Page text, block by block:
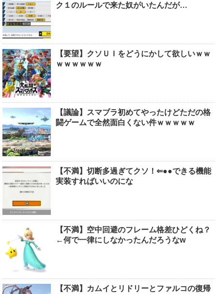
ク１のルールで来た奴がいたんだが…
【要望】クソＵＩをどうにかして欲しいｗｗ
ｗｗｗｗｗｗ
【議論】スマブラ初めてやったけどただの格
闘ゲームで全然面白くない件ｗｗｗｗｗ
【不満】切断多過ぎてクソ！⇐●●できる機能
実装すればいいのにな
【不満】空中回避のフレーム格差ひどくね？
←何で一律にしなかったんだろうなw
【不満】カムイとリドリーとファルコの復帰